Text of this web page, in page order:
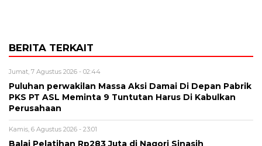
BERITA TERKAIT
Jumat, 7 Agustus 2026 - 02:44
Puluhan perwakilan Massa Aksi Damai Di Depan Pabrik
PKS PT ASL Meminta 9 Tuntutan Harus Di Kabulkan
Perusahaan
Kamis, 6 Agustus 2026 - 23:01
Balai Pelatihan Rp283 Juta di Nagori Sinasih